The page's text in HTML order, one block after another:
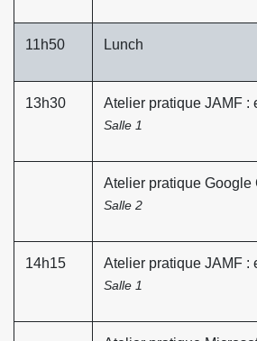
11h50 Lunch
13h30 Atelier pratique JAMF :
Salle 1
Atelier pratique Google
Salle 2
14h15 Atelier pratique JAMF :
Salle 1